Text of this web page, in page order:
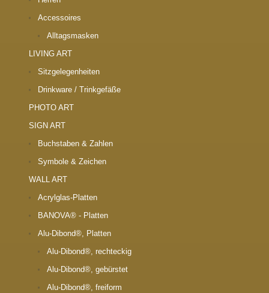
Accessoires
Alltagsmasken
LIVING ART
Sitzgelegenheiten
Drinkware / Trinkgefäße
PHOTO ART
SIGN ART
Buchstaben & Zahlen
Symbole & Zeichen
WALL ART
Acrylglas-Platten
BANOVA® - Platten
Alu-Dibond®, Platten
Alu-Dibond®, rechteckig
Alu-Dibond®, gebürstet
Alu-Dibond®, freiform